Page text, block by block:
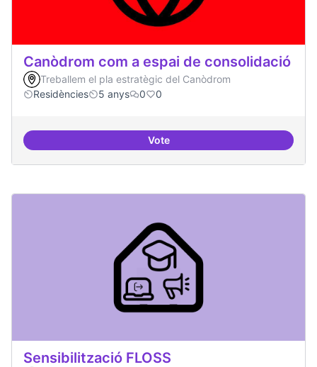
Canòdrom com a espai de consolidació
Treballem el pla estratègic del Canòdrom
Residències
5 anys 0 0
VoteCanòdrom com a espai de
Sensibilització FLOSS